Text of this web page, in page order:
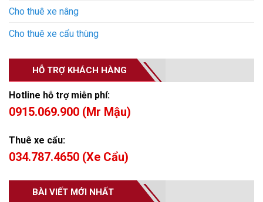
Cho thuê xe nâng
Cho thuê xe cẩu thùng
HỖ TRỢ KHÁCH HÀNG
Hotline hỗ trợ miễn phí:
0915.069.900 (Mr Mậu)
Thuê xe cẩu:
034.787.4650 (Xe Cẩu)
BÀI VIẾT MỚI NHẤT